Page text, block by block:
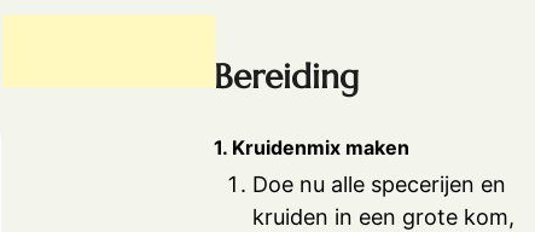
Bereiding
1. Kruidenmix maken
Doe nu alle specerijen en
kruiden in een grote kom,